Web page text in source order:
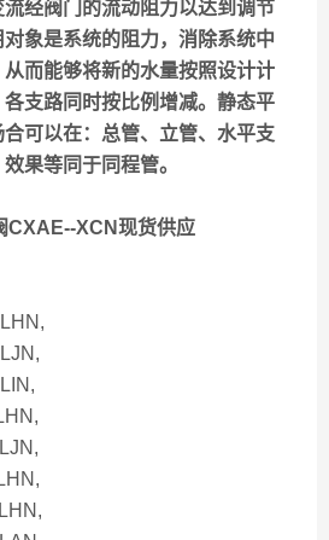
经阀门的流动阻力以达到调节
象是系统的阻力，消除系统中
而能够将新的水量按照设计计
支路同时按比例增减。静态平
可以在：总管、立管、水平支
果等同于同程管。
CXAE--XCN现货供应